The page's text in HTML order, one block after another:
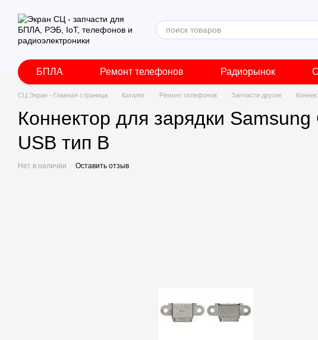
БПЛА Ремонт телефонов Радиорынок
СЦ Экран - Главная страница Каталог Ремонт телефонов Запчасти другие
Коннектор для зарядки
USB тип B
Нет в наличии Оставить отзыв